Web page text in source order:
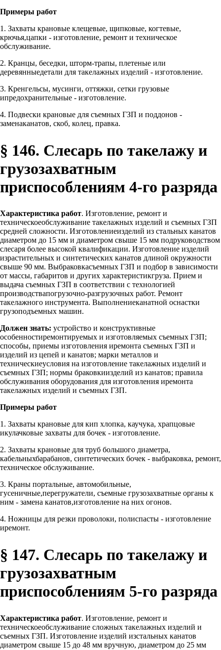
Примеры работ
1. Захваты крановые клещевые, щипковые, когтевые,
крючья,цапки - изготовление, ремонт и техническое
обслуживание.
2. Кранцы, беседки, шторм-трапы, плетеные или
деревянныедетали для такелажных изделий - изготовление.
3. Кренгельсы, мусинги, оттяжки, сетки грузовые
ипредохранительные - изготовление.
4. Подвески крановые для съемных ГЗП и поддонов -
заменаканатов, скоб, колец, правка.
§ 146. Слесарь по такелажу и
грузозахватным
приспособлениям 4-го разряда
Характеристика работ. Изготовление, ремонт и
техническоеобслуживание такелажных изделий и съемных ГЗП
средней сложности. Изготовлениеизделий из стальных канатов
диаметром до 15 мм и диаметром свыше 15 мм подруководством
слесаря более высокой квалификации. Изготовление изделий
израстительных и синтетических канатов длиной окружности
свыше 90 мм. Выбраковкасъемных ГЗП и подбор в зависимости
от массы, габаритов и других характеристикгруза. Прием и
выдача съемных ГЗП в соответствии с технологией
производствапогрузочно-разгрузочных работ. Ремонт
такелажного инструмента. Выполнениеканатной оснастки
грузоподъемных машин.
Должен знать: устройство и конструктивные
особенностиремонтируемых и изготовляемых съемных ГЗП;
способы, приемы изготовления иремонта съемных ГЗП и
изделий из цепей и канатов; марки металлов и
техническиеусловия на изготовление такелажных изделий и
съемных ГЗП; нормы браковкиизделий из канатов; правила
обслуживания оборудования для изготовления иремонта
такелажных изделий и съемных ГЗП.
Примеры работ
1. Захваты крановые для кип хлопка, каучука, храпцовые
икулачковые захваты для бочек - изготовление.
2. Захваты крановые для труб большого диаметра,
кабельныхбарабанов, синтетических бочек - выбраковка, ремонт,
техническое обслуживание.
3. Краны портальные, автомобильные,
гусеничные,перегружатели, съемные грузозахватные органы к
ним - замена канатов,изготовление на них огонов.
4. Ножницы для резки проволоки, полиспасты - изготовление
иремонт.
§ 147. Слесарь по такелажу и
грузозахватным
приспособлениям 5-го разряда
Характеристика работ. Изготовление, ремонт и
техническоеобслуживание сложных такелажных изделий и
съемных ГЗП. Изготовление изделий изстальных канатов
диаметром свыше 15 до 48 мм вручную, диаметром до 25 мм